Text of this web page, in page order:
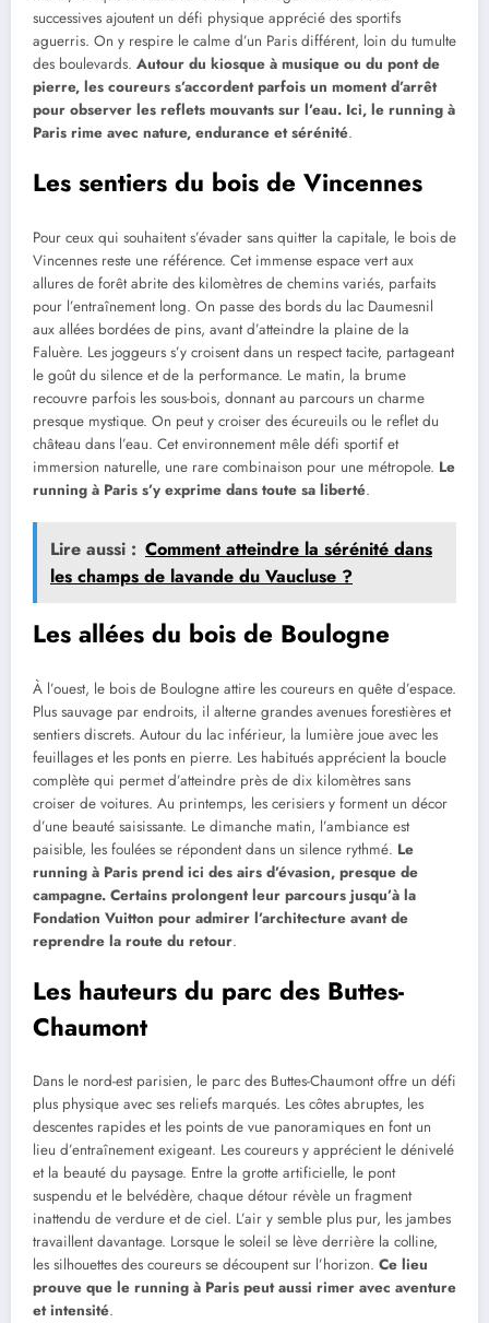
successives ajoutent un défi physique apprécié des sportifs
aguerris. On y respire le calme d’un Paris différent, loin du tumulte
des boulevards. Autour du kiosque à musique ou du pont de
pierre, les coureurs s’accordent parfois un moment d’arrêt
pour observer les reflets mouvants sur l’eau. Ici, le running à
Paris rime avec nature, endurance et sérénité.
Les sentiers du bois de Vincennes
Pour ceux qui souhaitent s’évader sans quitter la capitale, le bois de
Vincennes reste une référence. Cet immense espace vert aux
allures de forêt abrite des kilomètres de chemins variés, parfaits
pour l’entraînement long. On passe des bords du lac Daumesnil
aux allées bordées de pins, avant d’atteindre la plaine de la
Faluère. Les joggeurs s’y croisent dans un respect tacite, partageant
le goût du silence et de la performance. Le matin, la brume
recouvre parfois les sous-bois, donnant au parcours un charme
presque mystique. On peut y croiser des écureuils ou le reflet du
château dans l’eau. Cet environnement mêle défi sportif et
immersion naturelle, une rare combinaison pour une métropole. Le
running à Paris s’y exprime dans toute sa liberté.
Lire aussi : Comment atteindre la sérénité dans
les champs de lavande du Vaucluse ?
Les allées du bois de Boulogne
À l’ouest, le bois de Boulogne attire les coureurs en quête d’espace.
Plus sauvage par endroits, il alterne grandes avenues forestières et
sentiers discrets. Autour du lac inférieur, la lumière joue avec les
feuillages et les ponts en pierre. Les habitués apprécient la boucle
complète qui permet d’atteindre près de dix kilomètres sans
croiser de voitures. Au printemps, les cerisiers y forment un décor
d’une beauté saisissante. Le dimanche matin, l’ambiance est
paisible, les foulées se répondent dans un silence rythmé. Le
running à Paris prend ici des airs d’évasion, presque de
campagne. Certains prolongent leur parcours jusqu’à la
Fondation Vuitton pour admirer l’architecture avant de
reprendre la route du retour.
Les hauteurs du parc des Buttes-
Chaumont
Dans le nord-est parisien, le parc des Buttes-Chaumont offre un défi
plus physique avec ses reliefs marqués. Les côtes abruptes, les
descentes rapides et les points de vue panoramiques en font un
lieu d’entraînement exigeant. Les coureurs y apprécient le dénivelé
et la beauté du paysage. Entre la grotte artificielle, le pont
suspendu et le belvédère, chaque détour révèle un fragment
inattendu de verdure et de ciel. L’air y semble plus pur, les jambes
travaillent davantage. Lorsque le soleil se lève derrière la colline,
les silhouettes des coureurs se découpent sur l’horizon. Ce lieu
prouve que le running à Paris peut aussi rimer avec aventure
et intensité.